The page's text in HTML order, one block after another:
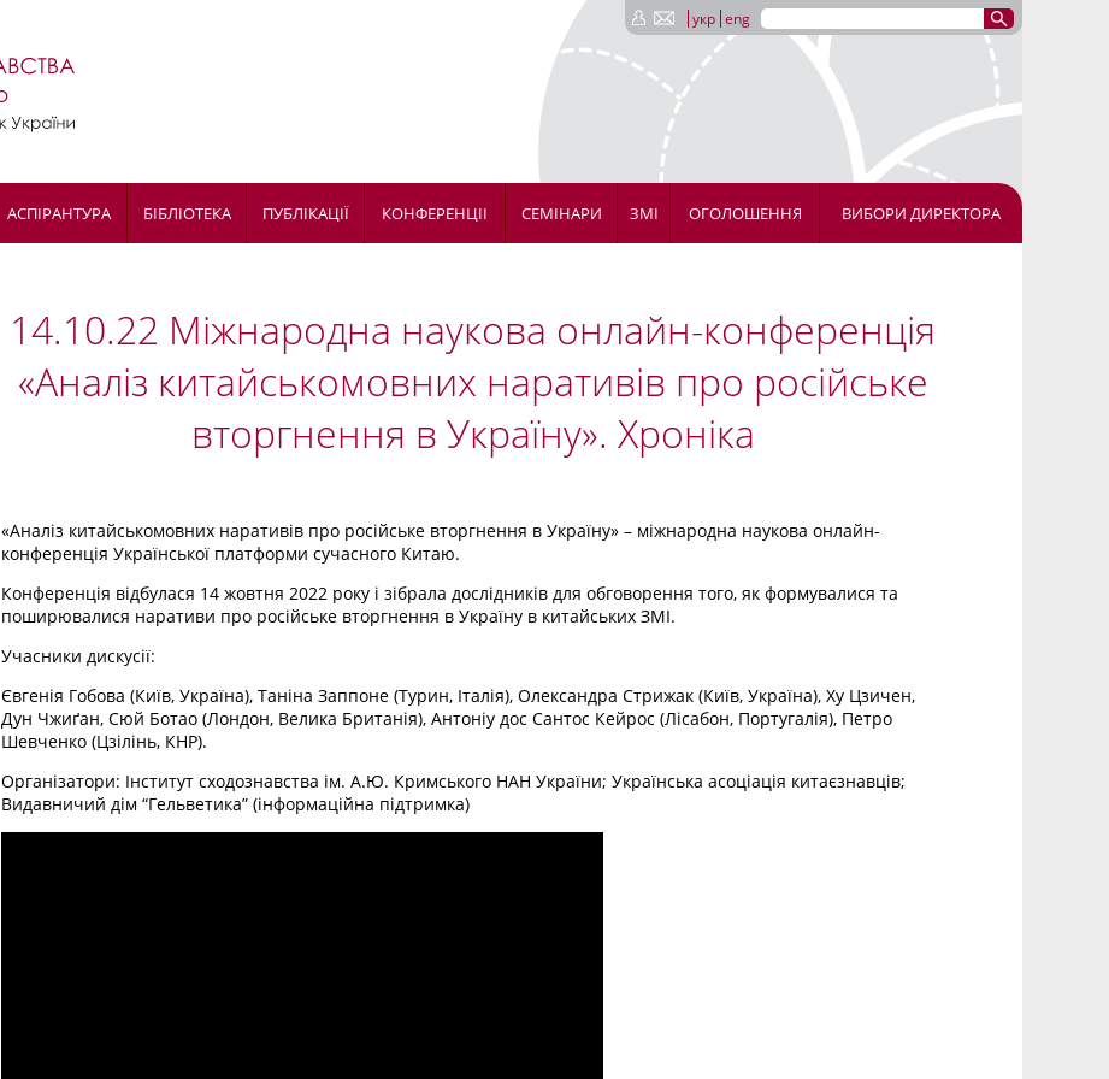
укр eng
АСПІРАНТУРА БІБЛІОТЕКА ПУБЛІКАЦІЇ КОНФЕРЕНЦІІ СЕМІНАРИ ЗМІ ОГОЛОШЕННЯ ВИБОРИ ДИРЕКТОРА
14.10.22 Міжнародна наукова онлайн-конференція
«Аналіз китайськомовних наративів про російське
вторгнення в Україну». Хроніка
«Аналіз китайськомовних наративів про російське вторгнення в Україну» – міжнародна наукова онлайн-
конференція Української платформи сучасного Китаю.
Конференція відбулася 14 жовтня 2022 року і зібрала дослідників для обговорення того, як формувалися та
поширювалися наративи про російське вторгнення в Україну в китайських ЗМІ.
Учасники дискусії:
Євгенія Гобова (Київ, Україна), Таніна Заппоне (Турин, Італія), Олександра Стрижак (Київ, Україна), Ху Цзичен,
Дун Чжиґан, Сюй Ботао (Лондон, Велика Британія), Антоніу дос Сантос Кейрос (Лісабон, Португалія), Петро
Шевченко (Цзілінь, КНР).
Організатори: Інститут сходознавства ім. А.Ю. Кримського НАН України; Українська асоціація китаєзнавців;
Видавничий дім “Гельветика” (інформаційна підтримка)